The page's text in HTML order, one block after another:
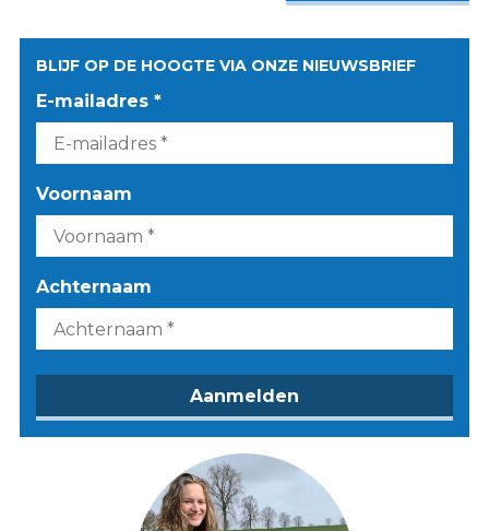
BLIJF OP DE HOOGTE VIA ONZE NIEUWSBRIEF
E-mailadres *
Voornaam
Achternaam